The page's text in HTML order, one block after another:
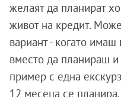
желаят да планират
живот на кредит.
вариант - когато
вместо да планираш
пример с една
12 месеца се